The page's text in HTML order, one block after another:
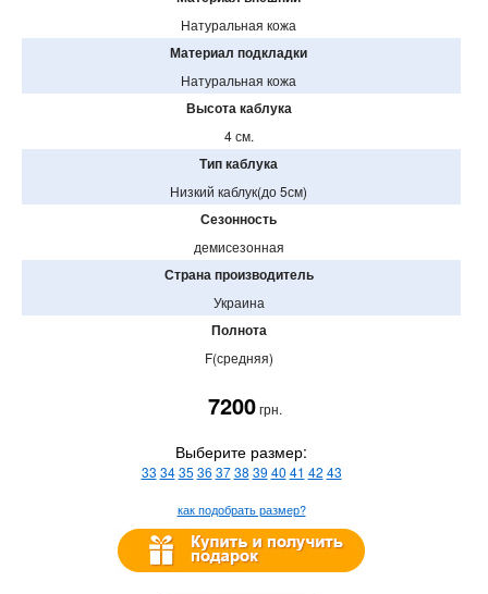
Натуральная кожа
Материал подкладки
Натуральная кожа
Высота каблука
4 см.
Тип каблука
Низкий каблук(до 5см)
Сезонность
демисезонная
Страна производитель
Украина
Полнота
F(средняя)
7200грн.
Выберите размер:
33 34 35 36 37 38 39 40 41 42 43
как подобрать размер?